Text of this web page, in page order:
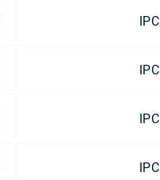
IPC
IPC
IPC
IPC